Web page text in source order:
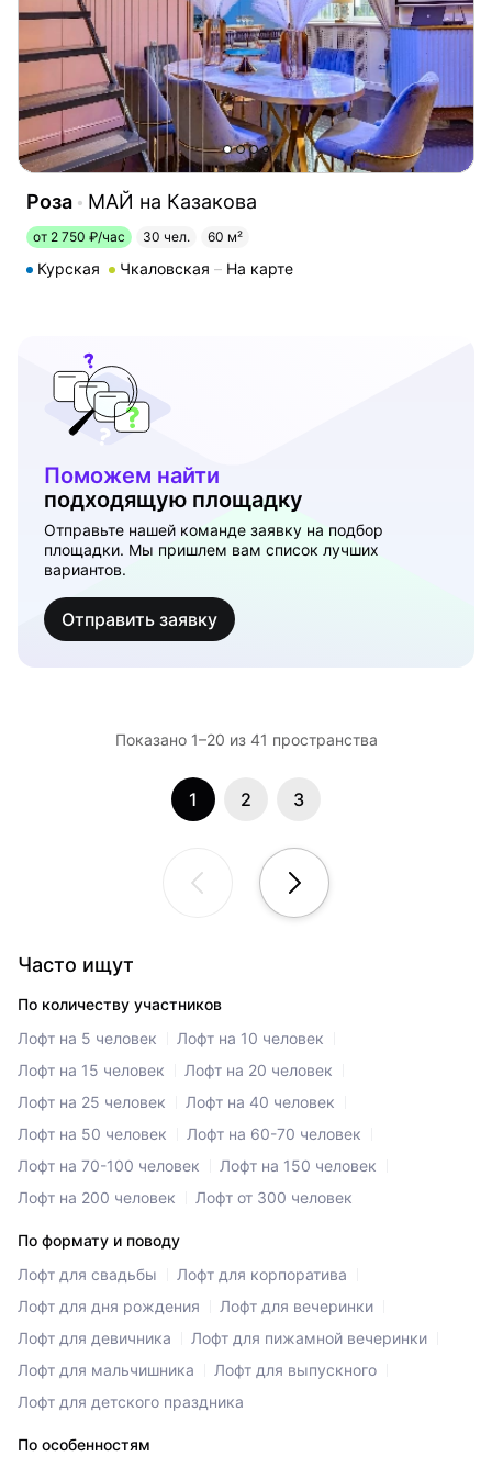
Роза МАЙ на Казакова
от 2 750 ₽/час 30 чел. 60 м²
Курская Чкаловская На карте
Поможем найти
подходящую площадку
Отправьте нашей команде заявку на подбор
площадки. Мы пришлем вам список лучших
вариантов.
Отправить заявку
Показано 1–20 из 41 пространствa
1 2 3
Часто ищут
По количеству участников
Лофт на 5 человек
Лофт на 10 человек
Лофт на 15 человек
Лофт на 20 человек
Лофт на 25 человек
Лофт на 40 человек
Лофт на 50 человек
Лофт на 60-70 человек
Лофт на 70-100 человек
Лофт на 150 человек
Лофт на 200 человек
Лофт от 300 человек
По формату и поводу
Лофт для свадьбы
Лофт для корпоратива
Лофт для дня рождения
Лофт для вечеринки
Лофт для девичника
Лофт для пижамной вечеринки
Лофт для мальчишника
Лофт для выпускного
Лофт для детского праздника
По особенностям